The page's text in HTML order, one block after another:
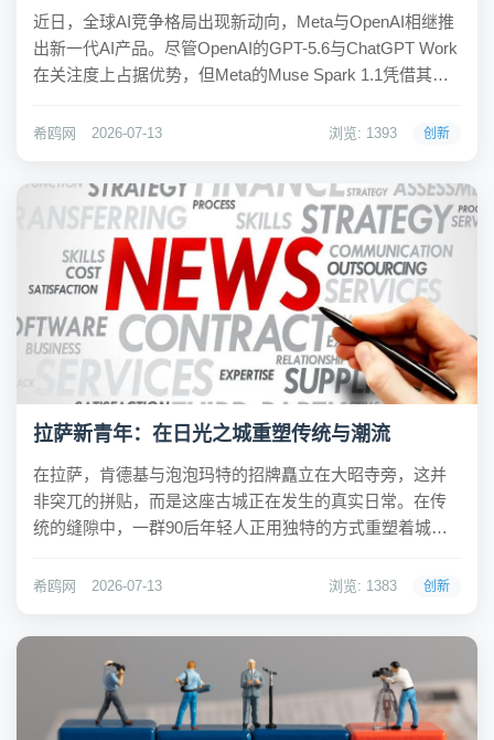
近日，全球AI竞争格局出现新动向，Meta与OpenAI相继推
出新一代AI产品。尽管OpenAI的GPT-5.6与ChatGPT Work
在关注度上占据优势，但Meta的Muse Spark 1.1凭借其激
调模型先进性的同时，公开宣称要打价格战，...
希鸥网 2026-07-13 浏览: 1393 创新
拉萨新青年：在日光之城重塑传统与潮流
在拉萨，肯德基与泡泡玛特的招牌矗立在大昭寺旁，这并
非突兀的拼贴，而是这座古城正在发生的真实日常。在传
统的缝隙中，一群90后年轻人正用独特的方式重塑着城市
术中心，让这座曾经的立体坛城古建筑在保留宗教仪轨能
希鸥网 2026-07-13 浏览: 1383 创新